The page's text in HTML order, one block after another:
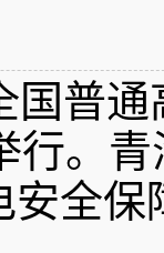
国普
行。
安全